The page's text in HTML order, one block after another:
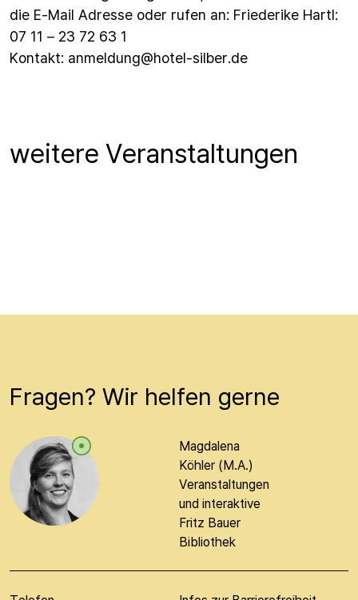
die E-Mail Adresse oder rufen an: Friederike Hartl:
07 11 – 23 72 63 1
Kontakt: anmeldung@hotel-silber.de
weitere Veranstaltungen
Fragen? Wir helfen gerne
Magdalena
Köhler (M.A.)
Veranstaltungen
und interaktive
Fritz Bauer